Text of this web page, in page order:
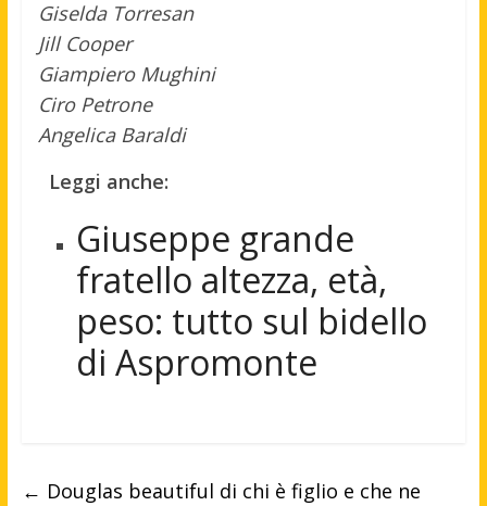
Giselda Torresan
Jill Cooper
Giampiero Mughini
Ciro Petrone
Angelica Baraldi
Leggi anche:
Giuseppe grande
fratello altezza, età,
peso: tutto sul bidello
di Aspromonte
← Douglas beautiful di chi è figlio e che ne